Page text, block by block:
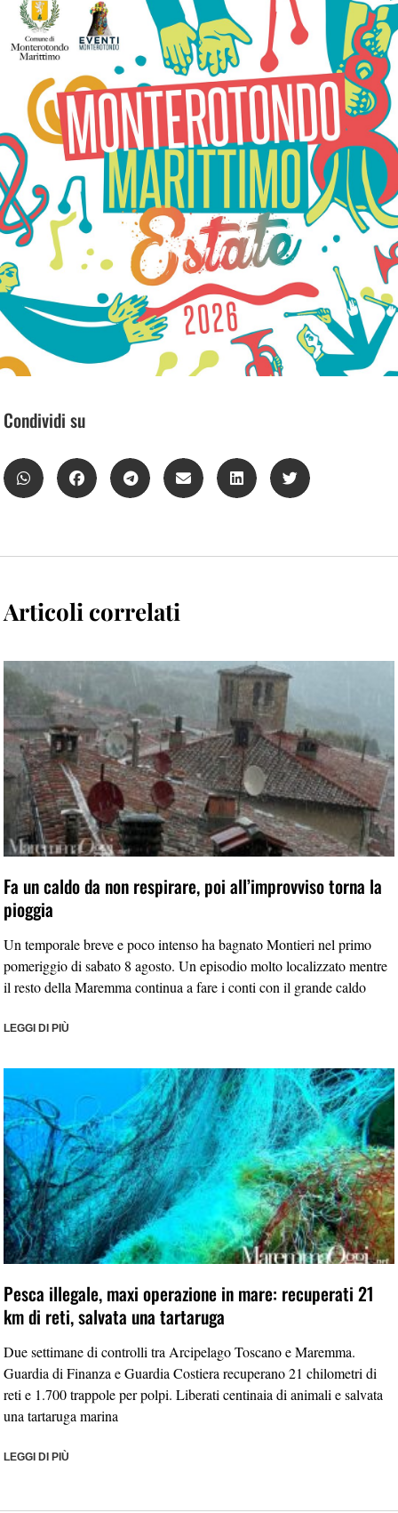
Condividi su
Articoli correlati
Fa un caldo da non respirare, poi all’improvviso torna la
pioggia
Un temporale breve e poco intenso ha bagnato Montieri nel primo
pomeriggio di sabato 8 agosto. Un episodio molto localizzato mentre
il resto della Maremma continua a fare i conti con il grande caldo
LEGGI DI PIÙ
Pesca illegale, maxi operazione in mare: recuperati 21
km di reti, salvata una tartaruga
Due settimane di controlli tra Arcipelago Toscano e Maremma.
Guardia di Finanza e Guardia Costiera recuperano 21 chilometri di
reti e 1.700 trappole per polpi. Liberati centinaia di animali e salvata
una tartaruga marina
LEGGI DI PIÙ